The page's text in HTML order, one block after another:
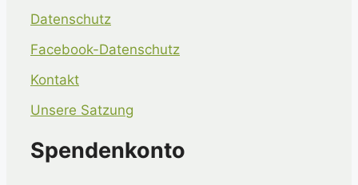
Datenschutz
Facebook-Datenschutz
Kontakt
Unsere Satzung
Spendenkonto